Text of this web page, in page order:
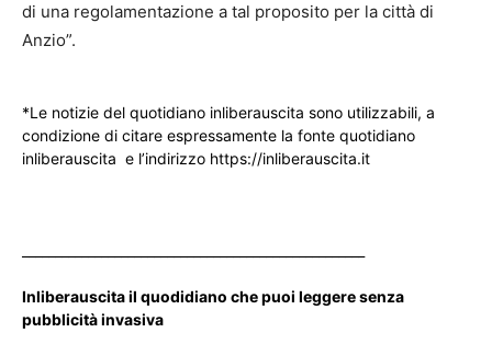
di una regolamentazione a tal proposito per la città di
Anzio”.
*Le notizie del quotidiano inliberauscita sono utilizzabili, a
condizione di citare espressamente la fonte quotidiano
inliberauscita e l’indirizzo https://inliberauscita.it
Inliberauscita il quodidiano che puoi leggere senza
pubblicità invasiva